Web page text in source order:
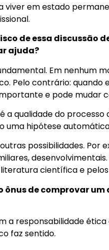
viver em estado
de essa
ajuda?
Em nenhum
Pelo contrário: quando
e pode mudar
a qualidade do
uma hipótese
possibilidades. Por
científica e pelos
ônus de comprovar
a responsabilidade
faz sentido.